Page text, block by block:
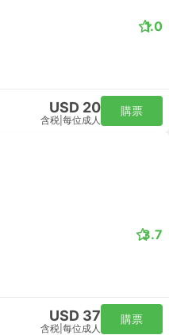
1.0
USD 20
含税 每位成人
購票
3.7
USD 37
含税 每位成人
購票